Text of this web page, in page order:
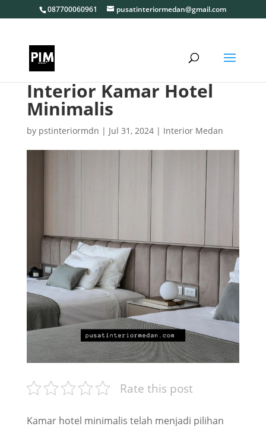
087700060961 pusatinteriormedan@gmail.com
Interior Kamar Hotel
Minimalis
by pstinteriormdn | Jul 31, 2024| Interior Medan
Rate this post
Kamar hotel minimalis telah menjadi pilihan